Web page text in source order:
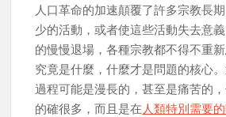
人口革命的加速顛覆了許多宗教長
少的活動，或者使這些活動失去意
的慢慢退場，各種宗教都不得不重
究竟是什麼，什麼才是問題的核心
過程可能是漫長的，甚至是痛苦的
的確很多，而且是在 人類特別需要